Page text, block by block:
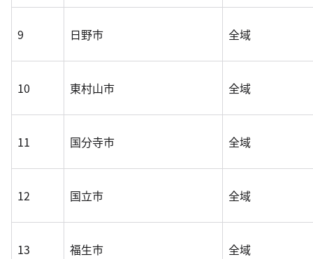
9 日野市 全域
10 東村山市 全域
11 国分寺市 全域
12 国立市 全域
13 福生市 全域